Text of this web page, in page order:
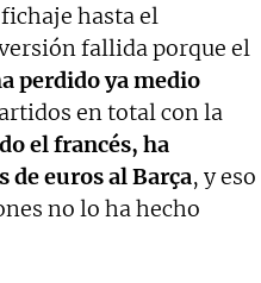
hasta el
fallida porque el
perdido ya medio
en total con la
el francés, ha
de euros al Barça, y eso
no lo ha hecho